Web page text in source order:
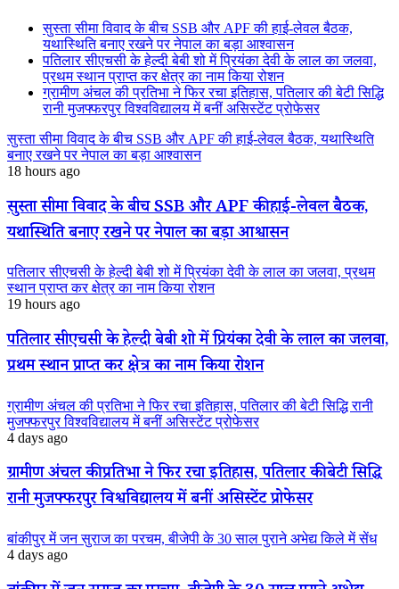
सुस्ता सीमा विवाद के बीच SSB और APF की हाई-लेवल बैठक,
यथास्थिति बनाए रखने पर नेपाल का बड़ा आश्वासन
पतिलार सीएचसी के हेल्दी बेबी शो में प्रियंका देवी के लाल का जलवा,
प्रथम स्थान प्राप्त कर क्षेत्र का नाम किया रोशन
ग्रामीण अंचल की प्रतिभा ने फिर रचा इतिहास, पतिलार की बेटी सिद्धि
रानी मुजफ्फरपुर विश्वविद्यालय में बनीं असिस्टेंट प्रोफेसर
सुस्ता सीमा विवाद के बीच SSB और APF की हाई-लेवल बैठक, यथास्थिति
बनाए रखने पर नेपाल का बड़ा आश्वासन
18 hours ago
सुस्ता सीमा विवाद के बीच SSB और APF की हाई-लेवल बैठक,
यथास्थिति बनाए रखने पर नेपाल का बड़ा आश्वासन
पतिलार सीएचसी के हेल्दी बेबी शो में प्रियंका देवी के लाल का जलवा, प्रथम
स्थान प्राप्त कर क्षेत्र का नाम किया रोशन
19 hours ago
पतिलार सीएचसी के हेल्दी बेबी शो में प्रियंका देवी के लाल का जलवा,
प्रथम स्थान प्राप्त कर क्षेत्र का नाम किया रोशन
ग्रामीण अंचल की प्रतिभा ने फिर रचा इतिहास, पतिलार की बेटी सिद्धि रानी
मुजफ्फरपुर विश्वविद्यालय में बनीं असिस्टेंट प्रोफेसर
4 days ago
ग्रामीण अंचल की प्रतिभा ने फिर रचा इतिहास, पतिलार की बेटी सिद्धि
रानी मुजफ्फरपुर विश्वविद्यालय में बनीं असिस्टेंट प्रोफेसर
बांकीपुर में जन सुराज का परचम, बीजेपी के 30 साल पुराने अभेद्य किले में सेंध
4 days ago